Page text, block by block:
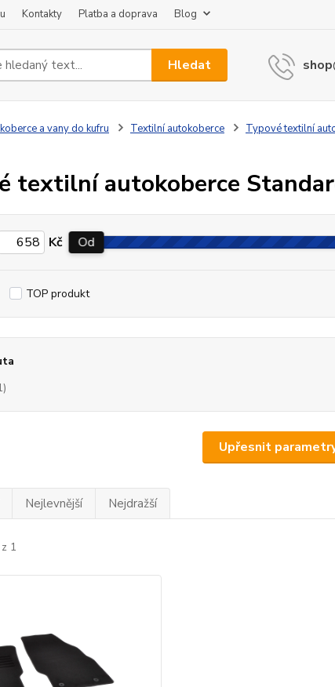
Kontakty Platba a doprava Blog
Hledat
a vany do kufru Textilní autokoberce Typové textilní
textilní autokoberce
Upřesnit
Kč Od
TOP produkt
Nejlevnější Nejdražší
1